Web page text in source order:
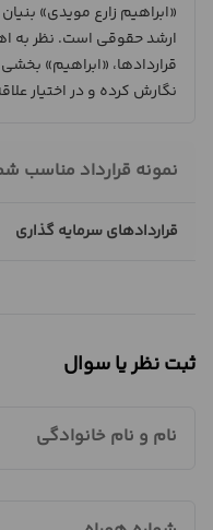
«ابراهیم زارع مویدی»
ارشد حقوقی است. نظر به
قراردادها، «ابراهیم»
نگارش کرده و در اختیار
نمونه قرارداد مناسب
قراردادهای سرمایه گذاری
ثبت نظر یا سوال
نام و نام خانوادگی